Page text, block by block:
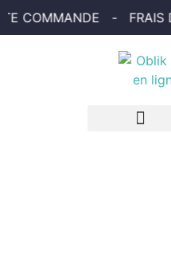
COMMANDE - FRAIS